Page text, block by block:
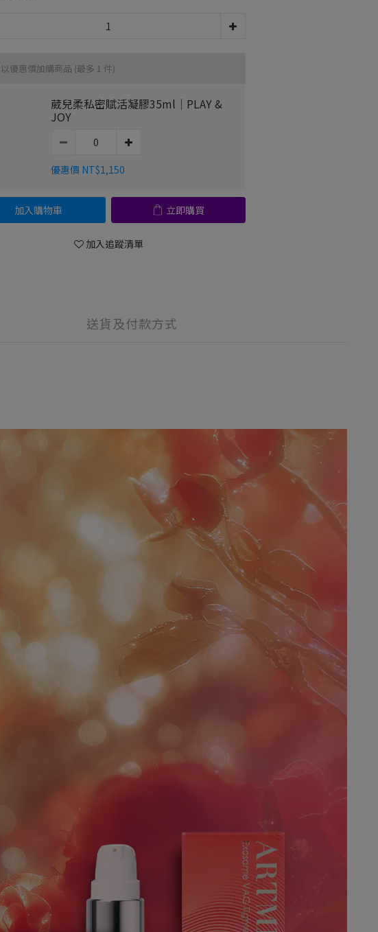
以優惠價加購商品 (最多 1 件)
葳兒柔私密賦活凝膠35ml｜PLAY &
JOY
優惠價 NT$1,150
加入購物車 立即購買
加入追蹤清單
送貨及付款方式